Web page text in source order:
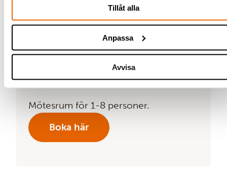
Tillåt alla
Anpassa
Avvisa
Kalmar
Mötesrum för 1-8 personer.
Boka här